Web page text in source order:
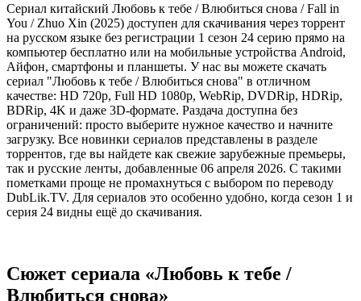
Сериал китайский Любовь к тебе / Влюбиться снова / Fall in
You / Zhuo Xin (2025) доступен для скачивания через торрент
на русском языке без регистрации 1 сезон 24 серию прямо на
компьютер бесплатно или на мобильные устройства Android,
Айфон, смартфоны и планшеты. У нас вы можете скачать
сериал "Любовь к тебе / Влюбиться снова" в отличном
качестве: HD 720p, Full HD 1080p, WebRip, DVDRip, HDRip,
BDRip, 4K и даже 3D-формате. Раздача доступна без
ограничений: просто выберите нужное качество и начните
загрузку. Все новинки сериалов представлены в разделе
торрентов, где вы найдете как свежие зарубежные премьеры,
так и русские ленты, добавленные 06 апреля 2026. С такими
пометками проще не промахнуться с выбором по переводу
DubLik.TV. Для сериалов это особенно удобно, когда сезон 1 и
серия 24 видны ещё до скачивания.
Сюжет сериала «Любовь к тебе /
Влюбиться снова»